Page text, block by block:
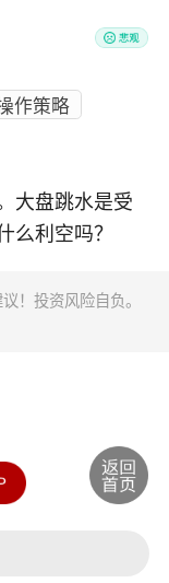
作策略
大盘跳水是受
么利空吗？
！投资风险自负。